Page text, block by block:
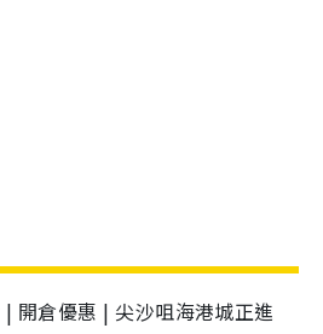
開倉優惠 | 尖沙咀海港城正進